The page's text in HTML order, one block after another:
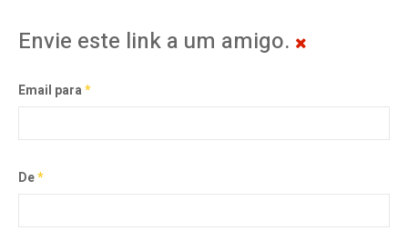
Envie este link a um amigo.
Email para*
De*